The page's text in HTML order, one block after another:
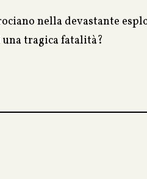
nella devastante
tragica fatalità?
incaricato delle indagini,